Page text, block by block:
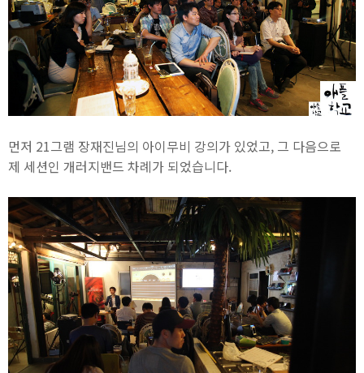
먼저 21그램 장재진님의 아이무비 강의가 있었고, 그 다음으로
제 세션인 개러지밴드 차례가 되었습니다.